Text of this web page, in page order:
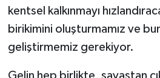
kentsel kalkınmayı
birikimini oluşturmamız ve
geliştirmemiz gerekiyor.
Gelin hep birlikte, savaştan